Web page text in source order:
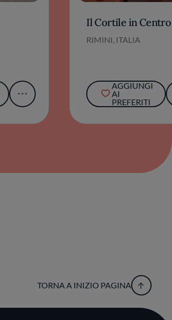
Il Cortile in Centro
RIMINI, ITALIA
AGGIUNGI
AI
PREFERITI
TORNA A INIZIO PAGINA